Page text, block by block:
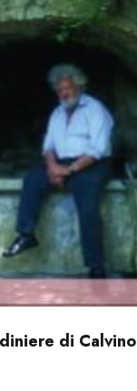
di Calvino